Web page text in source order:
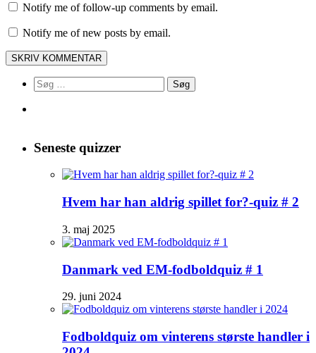
Notify me of follow-up comments by email.
Notify me of new posts by email.
Søg
efter:
Seneste quizzer
Hvem har han aldrig spillet for?-quiz # 2
3. maj 2025
Danmark ved EM-fodboldquiz # 1
29. juni 2024
Fodboldquiz om vinterens største handler i